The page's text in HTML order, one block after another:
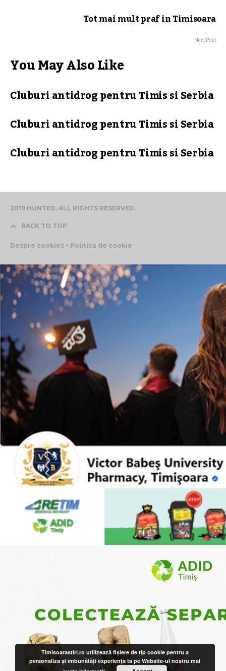
Tot mai mult praf in Timisoara
Next Post
You May Also Like
Cluburi antidrog pentru Timis si Serbia
Cluburi antidrog pentru Timis si Serbia
Cluburi antidrog pentru Timis si Serbia
2019 HUNTED. ALL RIGHTS RESERVED.
BACK TO TOP
Despre cookies – Politica de cookie
Timisoarastiri.ro utilizează fişiere de tip cookie pentru a
personaliza și îmbunătăți experiența ta pe Website-ul nostrumai